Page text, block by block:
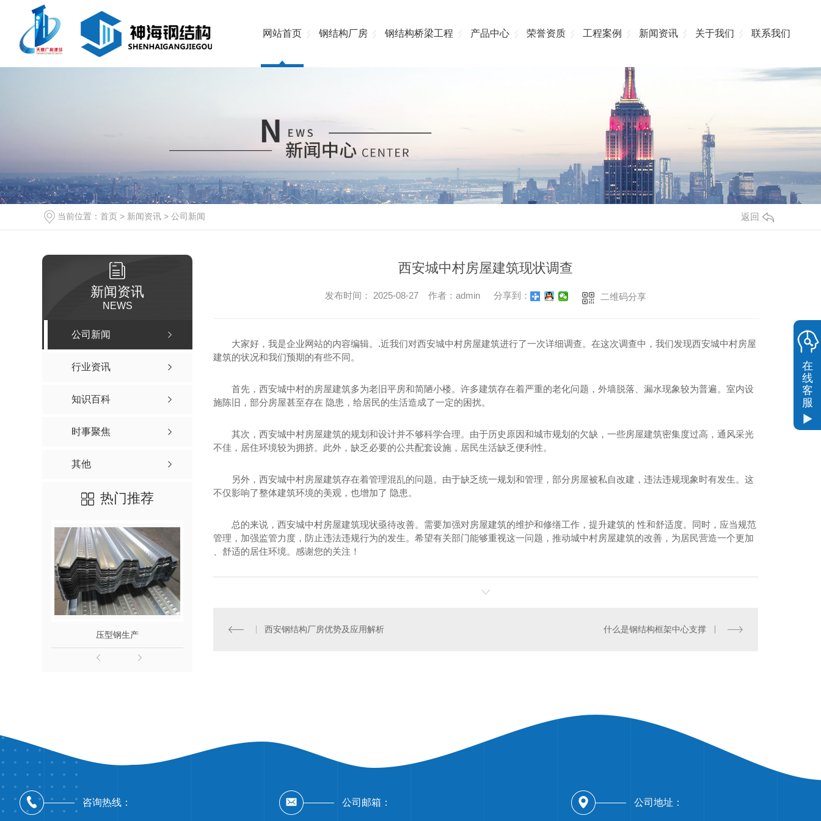
网站首页 钢结构厂房 钢结构桥梁工程 产品中心 荣誉资质 工程案例 新闻资讯 关于我们 联系我们
当前位置： 首页 > 新闻资讯 > 公司新闻 返回
新闻资讯
NEWS
公司新闻
行业资讯
知识百科
时事聚焦
其他
热门推荐
压型钢生产 陕西网架钢结构定制 陕西网架钢结构施工
西安城中村房屋建筑现状调查
发布时间： 2025-08-27 作者：admin 分享到： 二维码分享
大家好，我是企业网站的内容编辑。.近我们对西安城中村房屋建筑进行了一次详细调查。在这次调查中，我们发现西安城中村房屋
建筑的状况和我们预期的有些不同。
首先，西安城中村的房屋建筑多为老旧平房和简陋小楼。许多建筑存在着严重的老化问题，外墙脱落、漏水现象较为普遍。室内设
施陈旧，部分房屋甚至存在 隐患，给居民的生活造成了一定的困扰。
其次，西安城中村房屋建筑的规划和设计并不够科学合理。由于历史原因和城市规划的欠缺，一些房屋建筑密集度过高，通风采光
不佳，居住环境较为拥挤。此外，缺乏必要的公共配套设施，居民生活缺乏便利性。
另外，西安城中村房屋建筑存在着管理混乱的问题。由于缺乏统一规划和管理，部分房屋被私自改建，违法违规现象时有发生。这
不仅影响了整体建筑环境的美观，也增加了 隐患。
总的来说，西安城中村房屋建筑现状亟待改善。需要加强对房屋建筑的维护和修缮工作，提升建筑的 性和舒适度。同时，应当规范
管理，加强监管力度，防止违法违规行为的发生。希望有关部门能够重视这一问题，推动城中村房屋建筑的改善，为居民营造一个更加
、舒适的居住环境。感谢您的关注！
西安钢结构厂房优势及应用解析 什么是钢结构框架中心支撑
咨询热线： 公司邮箱： 公司地址：
在
线
客
服